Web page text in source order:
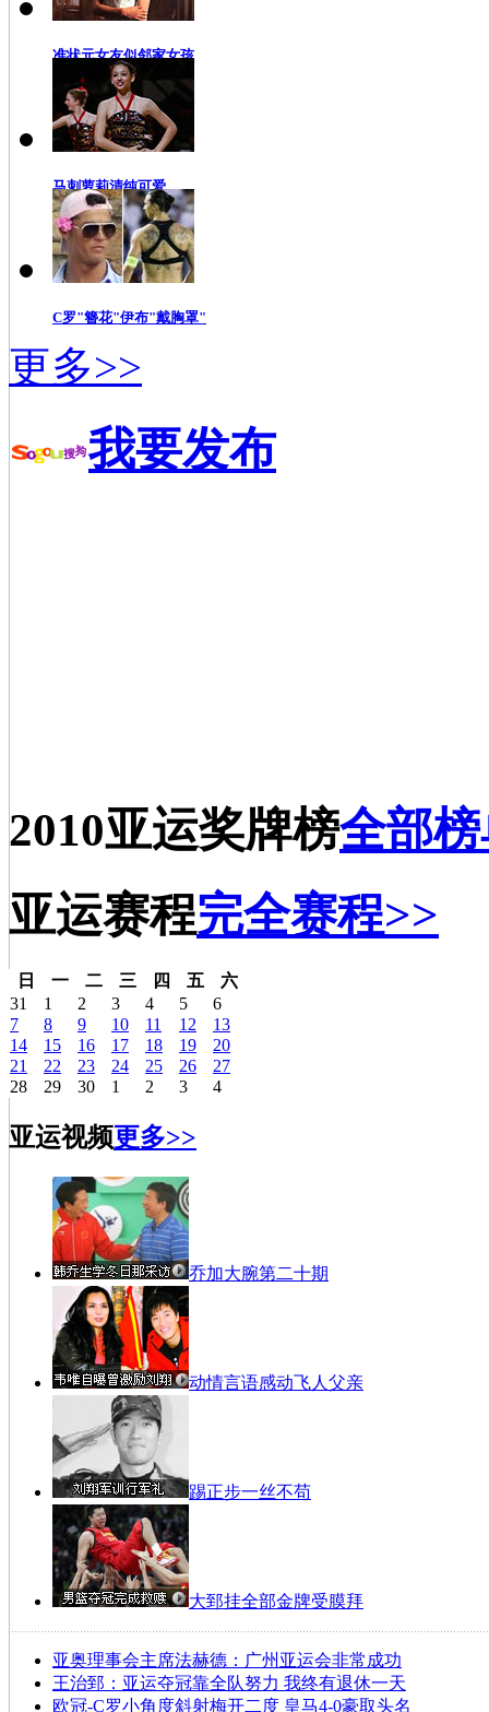
准状元女友似邻家女孩
马刺萝莉清纯可爱
C罗"簪花"伊布"戴胸罩"
更多>>
我要发布
2010亚运奖牌榜全部
亚运赛程完全赛程>>
日 一 二 三 四 五
六
31
1 2 3 4 5
6
7
8 9 10 11 12
13
14
15 16 17 18 19
20
21
22 23 24 25 26
27
28
29 30 1 2 3 4
亚运视频更多>>
乔加大腕第二十期
动情言语感动飞人父亲
踢正步一丝不苟
大郅挂全部金牌受膜拜
亚奥理事会主席法赫德：广州亚运会非常成功
王治郅：亚运夺冠靠全队努力 我终有退休一天
欧冠-C罗小角度斜射梅开二度 皇马4-0豪取头名